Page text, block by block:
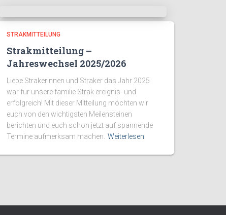
STRAKMITTEILUNG
Strakmitteilung –
Jahreswechsel 2025/2026
Liebe Strakerinnen und Straker das Jahr 2025
war für unsere familie Strak ereignis- und
erfolgreich! Mit dieser Mitteilung möchten wir
euch von den wichtigsten Meilensteinen
berichten und euch schon jetzt auf spannende
Termine aufmerksam machen. Weiterlesen